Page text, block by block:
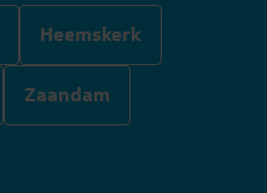
Heemskerk
Zaandam